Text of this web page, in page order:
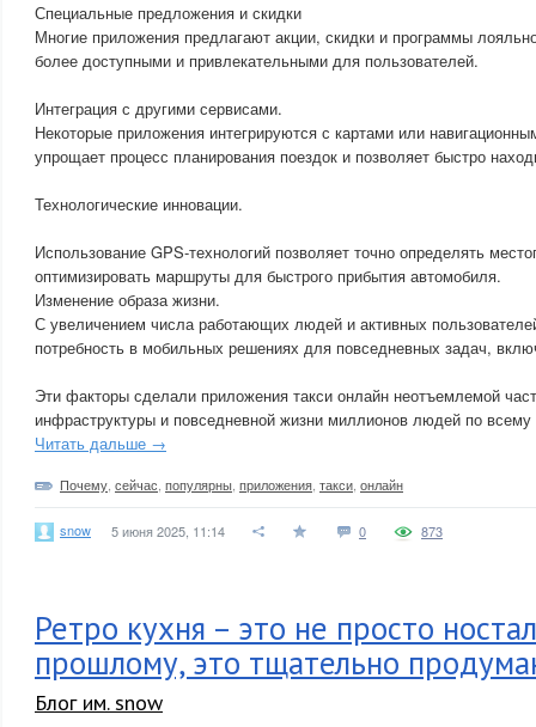
Специальные предложения и скидки
Многие приложения предлагают акции, скидки и программы
более доступными и привлекательными для пользователей.
Интеграция с другими сервисами.
Некоторые приложения интегрируются с картами или
упрощает процесс планирования поездок и позволяет быстро
Технологические инновации.
Использование GPS-технологий позволяет точно определять
оптимизировать маршруты для быстрого прибытия автомобиля.
Изменение образа жизни.
С увеличением числа работающих людей и активных
потребность в мобильных решениях для повседневных задач,
Эти факторы сделали приложения такси онлайн неотъемлемой
инфраструктуры и повседневной жизни миллионов людей по
Читать дальше →
Почему сейчас популярны приложения такси онлайн
snow 5 июня 2025, 11:14 0 873
Ретро кухня – это не просто
прошлому, это тщательно
Блог им. snow